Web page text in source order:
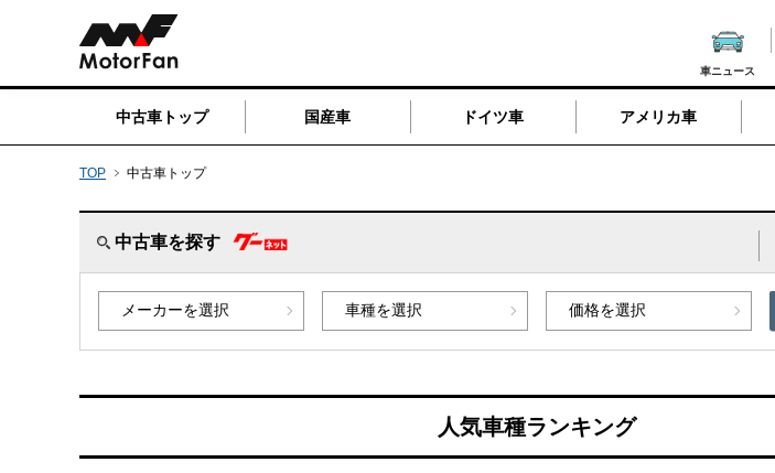
車ニュース
中古車トップ 国産車 ドイツ車 アメリカ車
TOP 中古車トップ
中古車を探す
人気車種ランキング